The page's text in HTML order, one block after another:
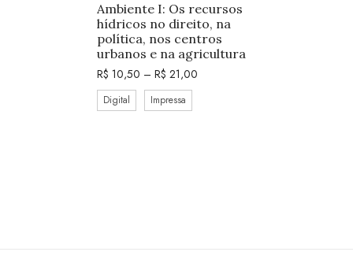
Ambiente I: Os recursos
hídricos no direito, na
política, nos centros
urbanos e na agricultura
R$ 10,50 – R$ 21,00
Digital Impressa